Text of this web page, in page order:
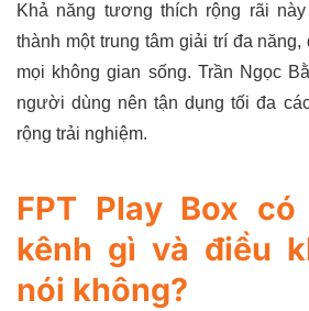
Khả năng tương thích rộng rãi này
thành một trung tâm giải trí đa
mọi không gian sống. Trần Ngọc
người dùng nên tận dụng tối đa
rộng trải nghiệm.
FPT Play Box
kênh gì và điều
nói không?